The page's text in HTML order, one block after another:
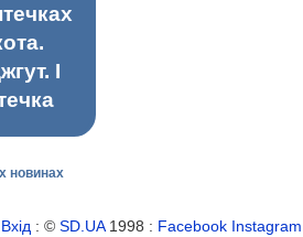
І
новинах
Вхід : ©SD.UA1998 : Facebook Instagram